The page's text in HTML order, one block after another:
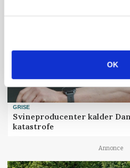
OK
GRISE
Svineproducenter kalder
katastrofe
Annonce